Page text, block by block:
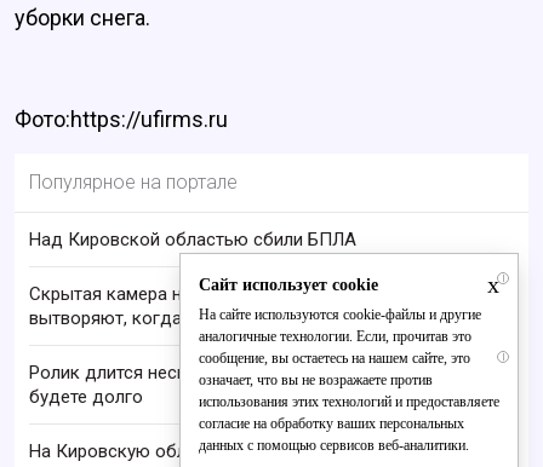
уборки снега.
Фото:https://ufirms.ru
Популярное на портале
Над Кировской областью сбили БПЛА
i
Скрытая камера на пляже Крыма: Что люди
вытворяют, когда их не видят...
i
Ролик длится несколько секунд, а смеяться вы
будете долго
На Кировскую область надвигаются шквалы и
x
Сайт использует cookie
На сайте используются cookie-файлы и другие
аналогичные технологии. Если, прочитав это
сообщение, вы остаетесь на нашем сайте, это
означает, что вы не возражаете против
использования этих технологий и предоставляете
согласие на обработку ваших персональных
данных с помощью сервисов веб-аналитики.